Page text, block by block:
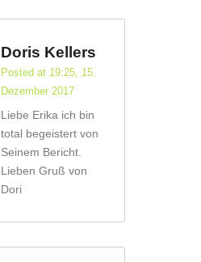
Doris Kellers
Posted at 19:25, 15.
Dezember 2017
Liebe Erika ich bin
total begeistert von
Seinem Bericht.
Lieben Gruß von
Dori